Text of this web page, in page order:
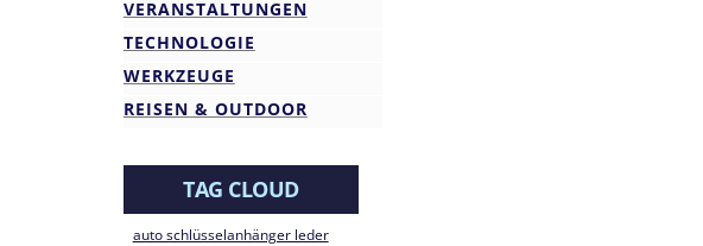
VERANSTALTUNGEN
TECHNOLOGIE
WERKZEUGE
REISEN & OUTDOOR
TAG CLOUD
auto schlüsselanhänger leder